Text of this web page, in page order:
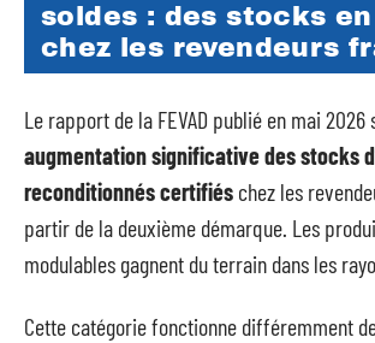
soldes : des stocks
chez les revendeurs
Le rapport de la FEVAD publié en mai 2026
augmentation significative des stocks
reconditionnés certifiés chez les
partir de la deuxième démarque. Les
modulables gagnent du terrain dans les
Cette catégorie fonctionne différemment